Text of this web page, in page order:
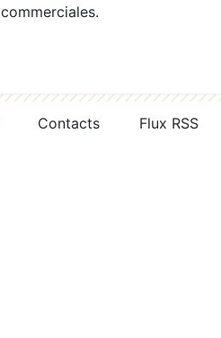
commerciales.
Contacts Flux RSS